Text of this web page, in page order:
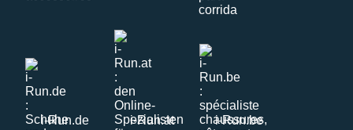
i-Run.de i-Run.at i-Run.be